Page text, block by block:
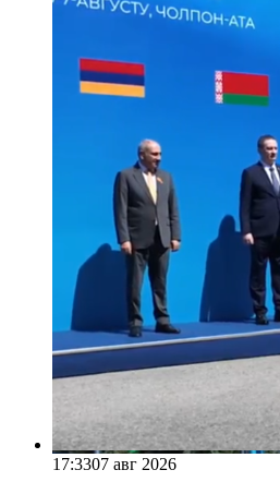
17:3307 авг 2026